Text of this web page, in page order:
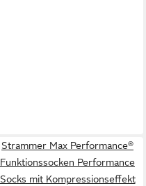
Strammer Max Performance®
Funktionssocken Performance
Socks mit Kompressionseffekt